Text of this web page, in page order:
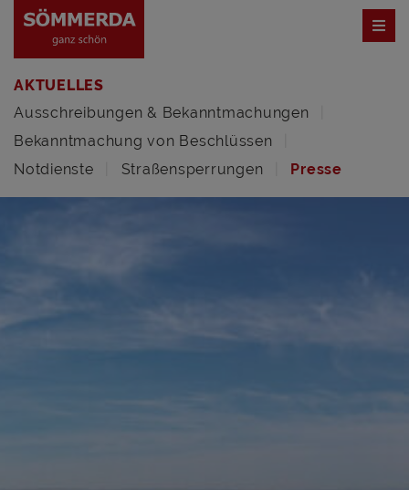
AKTUELLES
Ausschreibungen & Bekanntmachungen
Bekanntmachung von Beschlüssen
Notdienste
Straßensperrungen Presse